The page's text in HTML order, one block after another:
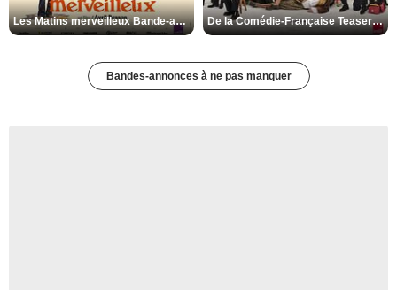
Les Matins merveilleux Bande-annonce VF De la Comédie-Française Teaser VF
Bandes-annonces à ne pas manquer